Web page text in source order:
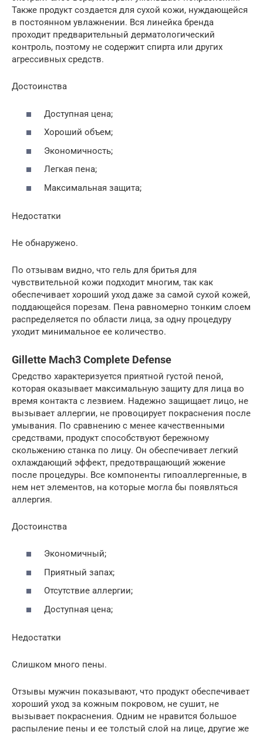
Также продукт создается для сухой кожи, нуждающейся
в постоянном увлажнении. Вся линейка бренда
проходит предварительный дерматологический
контроль, поэтому не содержит спирта или других
агрессивных средств.
Достоинства
Доступная цена;
Хороший объем;
Экономичность;
Легкая пена;
Максимальная защита;
Недостатки
Не обнаружено.
По отзывам видно, что гель для бритья для
чувствительной кожи подходит многим, так как
обеспечивает хороший уход даже за самой сухой кожей,
поддающейся порезам. Пена равномерно тонким слоем
распределяется по области лица, за одну процедуру
уходит минимальное ее количество.
Gillette Mach3 Complete Defense
Средство характеризуется приятной густой пеной,
которая оказывает максимальную защиту для лица во
время контакта с лезвием. Надежно защищает лицо, не
вызывает аллергии, не провоцирует покраснения после
умывания. По сравнению с менее качественными
средствами, продукт способствуют бережному
скольжению станка по лицу. Он обеспечивает легкий
охлаждающий эффект, предотвращающий жжение
после процедуры. Все компоненты гипоаллергенные, в
нем нет элементов, на которые могла бы появляться
аллергия.
Достоинства
Экономичный;
Приятный запах;
Отсутствие аллергии;
Доступная цена;
Недостатки
Слишком много пены.
Отзывы мужчин показывают, что продукт обеспечивает
хороший уход за кожным покровом, не сушит, не
вызывает покраснения. Одним не нравится большое
распыление пены и ее толстый слой на лице, другие же